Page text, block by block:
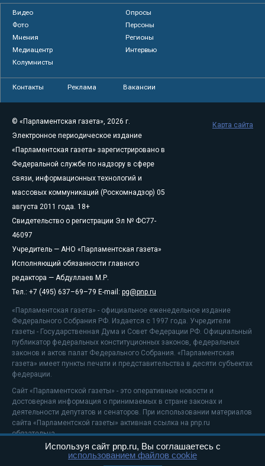
Видео
Опросы
Фото
Персоны
Мнения
Регионы
Медиацентр
Интервью
Колумнисты
Контакты Реклама Вакансии
© «Парламентская газета», 2026 г.
Электронное периодическое издание
«Парламентская газета» зарегистрировано в
Федеральной службе по надзору в сфере
связи, информационных технологий и
массовых коммуникаций (Роскомнадзор) 05
августа 2011 года. 18+
Свидетельство о регистрации Эл № ФС77-
46097
Учредитель — АНО «Парламентская газета»
Исполняющий обязанности главного
редактора — Абдуллаев М.Р.
Тел.: +7 (495) 637–69–79 E-mail: pg@pnp.ru
«Парламентская газета» - официальное еженедельное издание
Федерального Собрания РФ. Издается с 1997 года. Учредители
газеты - Государственная Дума и Совет Федерации РФ. Официальный
публикатор федеральных конституционных законов, федеральных
законов и актов палат Федерального Собрания. «Парламентская
газета» имеет пункты печати и представительства в десяти субъектах
федерации.
Сайт «Парламентской газеты» - это оперативные новости и
достоверная информация о принимаемых в стране законах и
деятельности депутатов и сенаторов. При использовании материалов
сайта «Парламентской газеты» активная ссылка на pnp.ru
обязательна.
На информационном ресурсе применяютсярекомендательные
Карта сайта
Используя сайт pnp.ru, Вы соглашаетесь с
использованием файлов cookie